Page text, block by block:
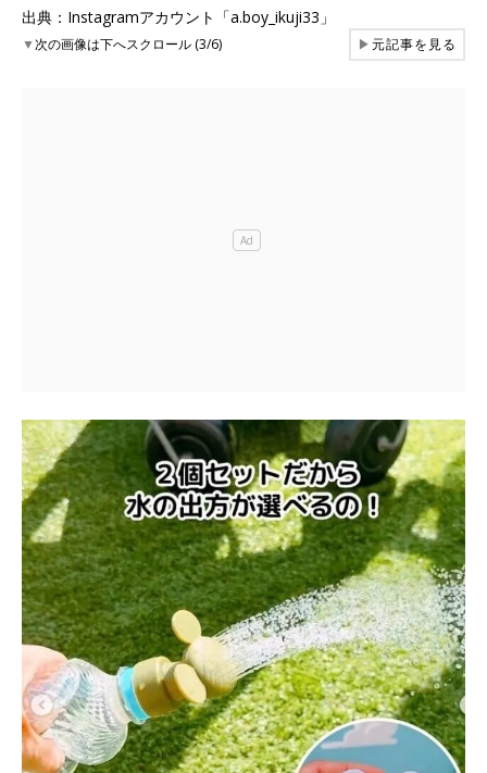
出典：Instagramアカウント「a.boy_ikuji33」
▼次の画像は下へスクロール (3/6) ▶元記事を見る